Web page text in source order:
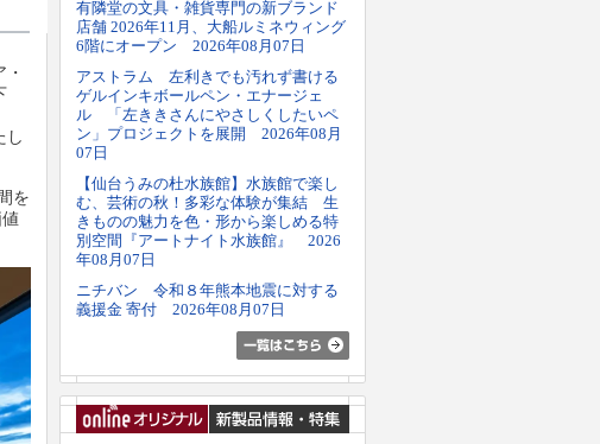
し
を
有隣堂の文具・雑貨専門の新ブランド
店舗 2026年11月、大船ルミネウィング
6階にオープン 2026年08月07日
アストラム 左利きでも汚れず書ける
ゲルインキボールペン・エナージェ
ル 「左ききさんにやさしくしたいペ
ン」プロジェクトを展開 2026年08月
07日
【仙台うみの杜水族館】水族館で楽し
む、芸術の秋！多彩な体験が集結 生
きものの魅力を色・形から楽しめる特
別空間『アートナイト水族館』 2026
年08月07日
ニチバン 令和８年熊本地震に対する
義援金 寄付 2026年08月07日